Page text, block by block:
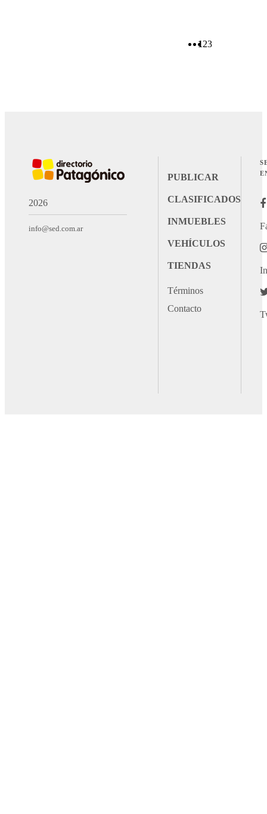
123
2026
info@sed.com.ar
PUBLICAR
CLASIFICADOS
INMUEBLES
VEHÍCULOS
TIENDAS
Términos
Contacto